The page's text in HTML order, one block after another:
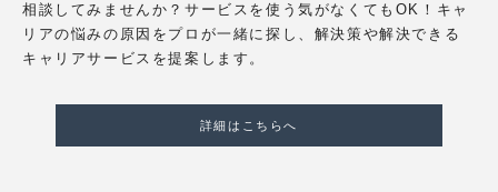
相談してみませんか？サービスを使う気がなくてもOK！キャ
リアの悩みの原因をプロが一緒に探し、解決策や解決できる
キャリアサービスを提案します。
詳細はこちらへ